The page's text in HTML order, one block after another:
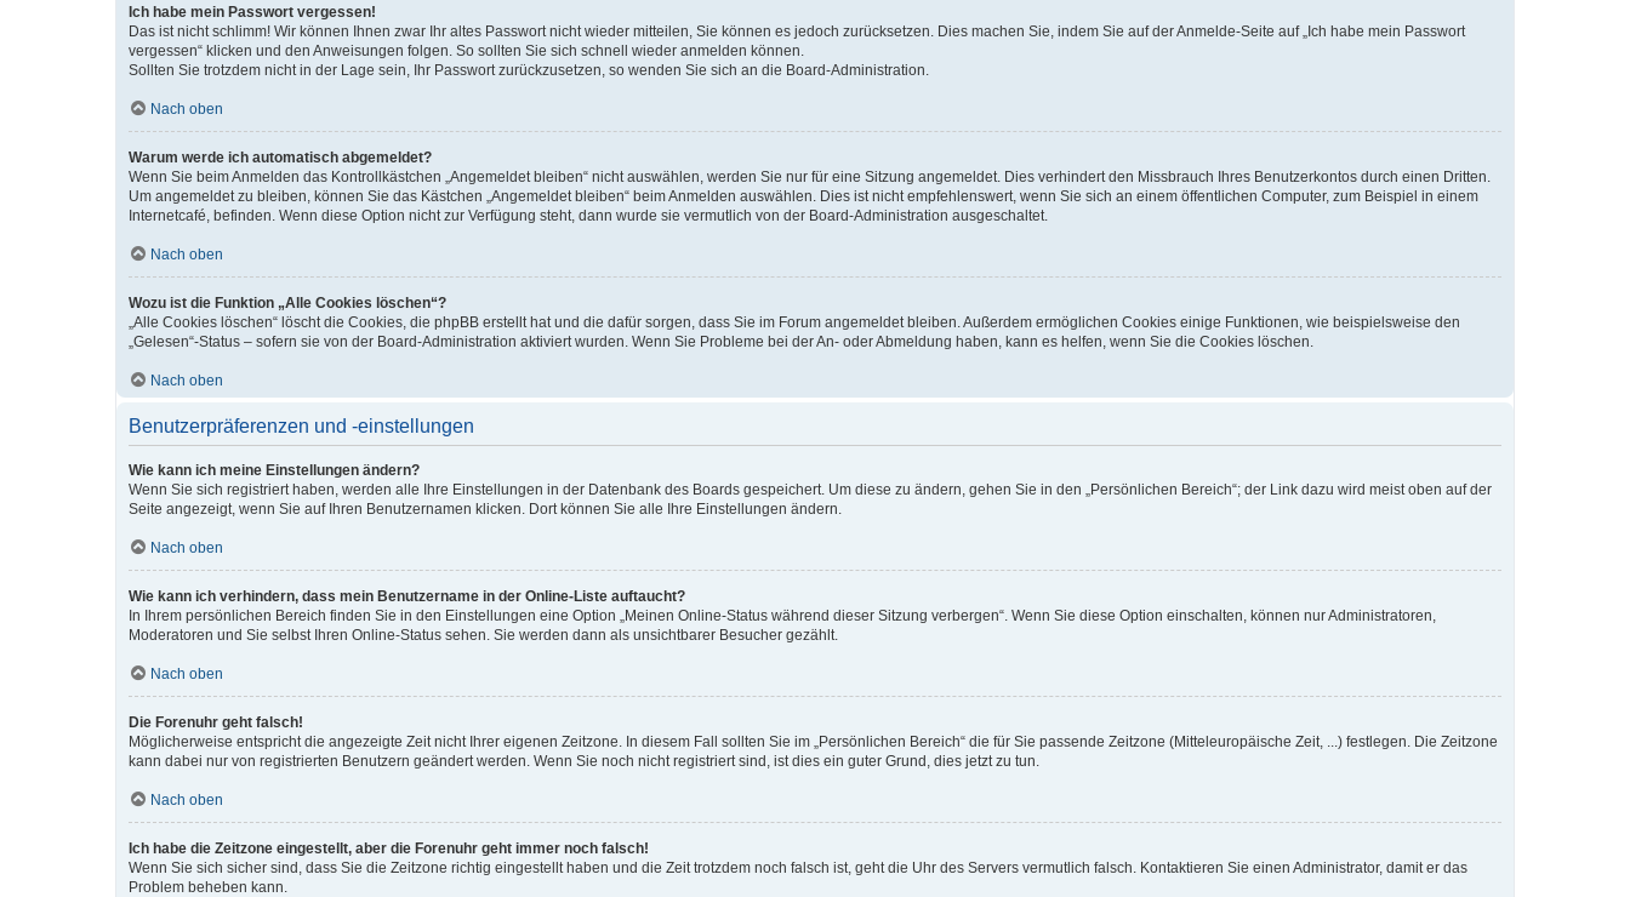
Ich habe mein Passwort vergessen!
Das ist nicht schlimm! Wir können Ihnen zwar Ihr altes Passwort nicht wieder mitteilen, Sie können es jedoch zurücksetzen. Dies machen Sie, indem Sie auf der Anmelde-Seite auf „Ich habe mein Passwort
vergessen“ klicken und den Anweisungen folgen. So sollten Sie sich schnell wieder anmelden können.
Sollten Sie trotzdem nicht in der Lage sein, Ihr Passwort zurückzusetzen, so wenden Sie sich an die Board-Administration.
Nach oben
Warum werde ich automatisch abgemeldet?
Wenn Sie beim Anmelden das Kontrollkästchen „Angemeldet bleiben“ nicht auswählen, werden Sie nur für eine Sitzung angemeldet. Dies verhindert den Missbrauch Ihres Benutzerkontos durch einen Dritten.
Um angemeldet zu bleiben, können Sie das Kästchen „Angemeldet bleiben“ beim Anmelden auswählen. Dies ist nicht empfehlenswert, wenn Sie sich an einem öffentlichen Computer, zum Beispiel in einem
Internetcafé, befinden. Wenn diese Option nicht zur Verfügung steht, dann wurde sie vermutlich von der Board-Administration ausgeschaltet.
Nach oben
Wozu ist die Funktion „Alle Cookies löschen“?
„Alle Cookies löschen“ löscht die Cookies, die phpBB erstellt hat und die dafür sorgen, dass Sie im Forum angemeldet bleiben. Außerdem ermöglichen Cookies einige Funktionen, wie beispielsweise den
„Gelesen“-Status – sofern sie von der Board-Administration aktiviert wurden. Wenn Sie Probleme bei der An- oder Abmeldung haben, kann es helfen, wenn Sie die Cookies löschen.
Nach oben
Benutzerpräferenzen und -einstellungen
Wie kann ich meine Einstellungen ändern?
Wenn Sie sich registriert haben, werden alle Ihre Einstellungen in der Datenbank des Boards gespeichert. Um diese zu ändern, gehen Sie in den „Persönlichen Bereich“; der Link dazu wird meist oben auf der
Seite angezeigt, wenn Sie auf Ihren Benutzernamen klicken. Dort können Sie alle Ihre Einstellungen ändern.
Nach oben
Wie kann ich verhindern, dass mein Benutzername in der Online-Liste auftaucht?
In Ihrem persönlichen Bereich finden Sie in den Einstellungen eine Option „Meinen Online-Status während dieser Sitzung verbergen“. Wenn Sie diese Option einschalten, können nur Administratoren,
Moderatoren und Sie selbst Ihren Online-Status sehen. Sie werden dann als unsichtbarer Besucher gezählt.
Nach oben
Die Forenuhr geht falsch!
Möglicherweise entspricht die angezeigte Zeit nicht Ihrer eigenen Zeitzone. In diesem Fall sollten Sie im „Persönlichen Bereich“ die für Sie passende Zeitzone (Mitteleuropäische Zeit, ...) festlegen. Die Zeitzone
kann dabei nur von registrierten Benutzern geändert werden. Wenn Sie noch nicht registriert sind, ist dies ein guter Grund, dies jetzt zu tun.
Nach oben
Ich habe die Zeitzone eingestellt, aber die Forenuhr geht immer noch falsch!
Wenn Sie sich sicher sind, dass Sie die Zeitzone richtig eingestellt haben und die Zeit trotzdem noch falsch ist, geht die Uhr des Servers vermutlich falsch. Kontaktieren Sie einen Administrator, damit er das
Problem beheben kann.